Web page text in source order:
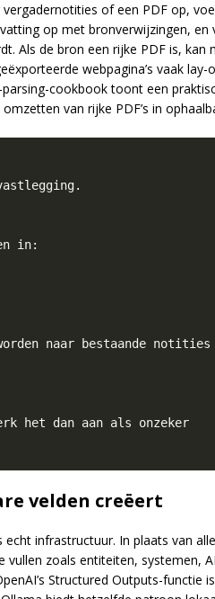
of een PDF op,
op met bronverwijzingen, en
Als de bron een rijke PDF is, kan
webpagina’s vaak
parsing-cookbook toont een
van rijke PDF’s in
velden creëert
infrastructuur. In plaats van
zoals entiteiten, systemen,
Structured Outputs-functie